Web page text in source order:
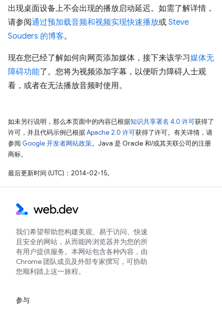
出现桌面设备上不会出现的播放启动延迟。如需了解详情，
请参阅通过预加载音频和视频实现快速播放或 Steve
Souders 的博客。
现在您已经了解如何向网页添加媒体，接下来该学习媒体无
障碍功能了。您将为视频添加字幕，以便听力障碍人士观
看，或者在无法播放音频时使用。
如未另行说明，那么本页面中的内容已根据知识共享署名 4.0 许可获得了
许可，并且代码示例已根据Apache 2.0 许可获得了许可。有关详情，请
参阅 Google 开发者网站政策。Java 是 Oracle 和/或其关联公司的注册
商标。
最后更新时间 (UTC)：2014-02-15。
我们希望帮助您构建美观、易于访问、快速
且安全的网站，从而能跨浏览器并为您的所
有用户提供服务。本网站包含各种内容，由
Chrome 团队成员及外部专家撰写，可协助
您顺利踏上这一旅程。
参与